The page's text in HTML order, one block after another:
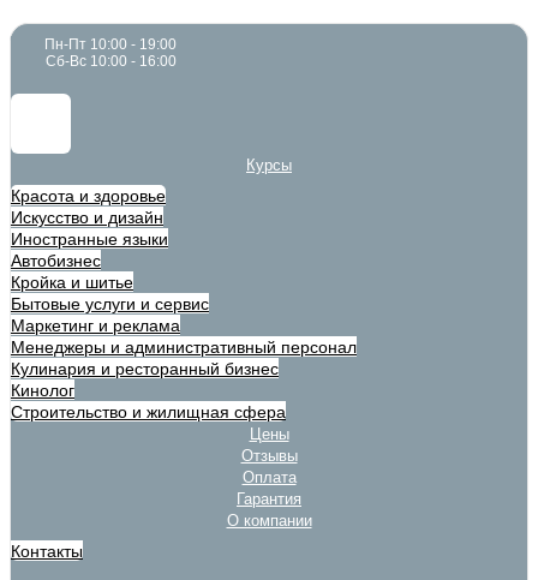
Пн-Пт 10:00 - 19:00
Сб-Вс 10:00 - 16:00
Курсы
Красота и здоровье
Искусство и дизайн
Иностранные языки
Автобизнес
Кройка и шитье
Бытовые услуги и сервис
Маркетинг и реклама
Менеджеры и административный персонал
Кулинария и ресторанный бизнес
Кинолог
Строительство и жилищная сфера
Цены
Отзывы
Оплата
Гарантия
О компании
Контакты